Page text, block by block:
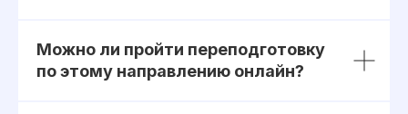
Можно ли пройти переподготовку
по этому направлению онлайн?
Политика конфиденциальности
Оферта об образовательных услугах